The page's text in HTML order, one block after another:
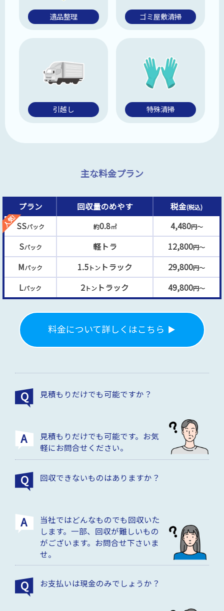
遺品整理 ゴミ屋敷清掃
引越し 特殊清掃
主な料金プラン
プラン 回収量のめやす 税金(税込)
SSパック 約0.8㎡ 4,480円～
Sパック 軽トラ 12,800円～
Mパック 1.5トントラック 29,800円～
Lパック 2トン トラック 49,800円～
料金について詳しくはこちら
見積もりだけでも可能ですか？
見積もりだけでも可能です。お気
軽にお問合せください。
回収できないものはありますか？
当社ではどんなものでも回収いた
します。一部、回収が難しいもの
がございます。お問合せ下さいま
せ。
お支払いは現金のみでしょうか？